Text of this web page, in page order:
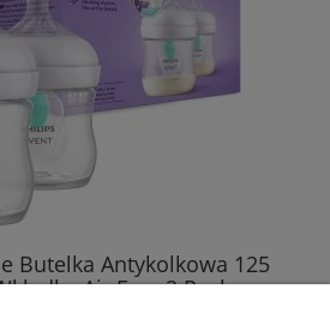
Butelka Antykolkowa 125
Air Free 2 Pack